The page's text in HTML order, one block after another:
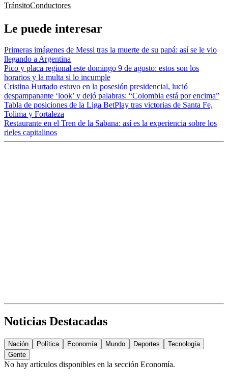
TránsitoConductores
Le puede interesar
Primeras imágenes de Messi tras la muerte de su papá: así se le vio
llegando a Argentina
Pico y placa regional este domingo 9 de agosto: estos son los
horarios y la multa si lo incumple
Cristina Hurtado estuvo en la posesión presidencial, lució
despampanante ‘look’ y dejó palabras: “Colombia está por encima”
Tabla de posiciones de la Liga BetPlay tras victorias de Santa Fe,
Tolima y Fortaleza
Restaurante en el Tren de la Sabana: así es la experiencia sobre los
rieles capitalinos
Noticias Destacadas
Nación Política Economía Mundo Deportes
Tecnología
Gente
No hay artículos disponibles en la sección Economía.